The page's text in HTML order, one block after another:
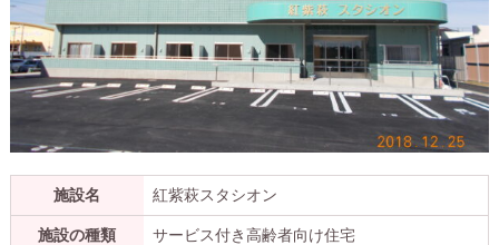
施設名 紅紫萩スタシオン
施設の種類 サービス付き高齢者向け住宅